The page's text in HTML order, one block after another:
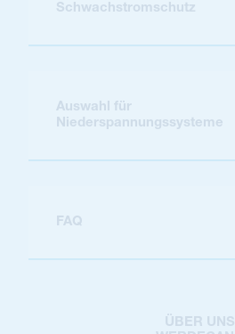
Schwachstromschutz
Auswahl für
Niederspannungssysteme
FAQ
ÜBER UNS